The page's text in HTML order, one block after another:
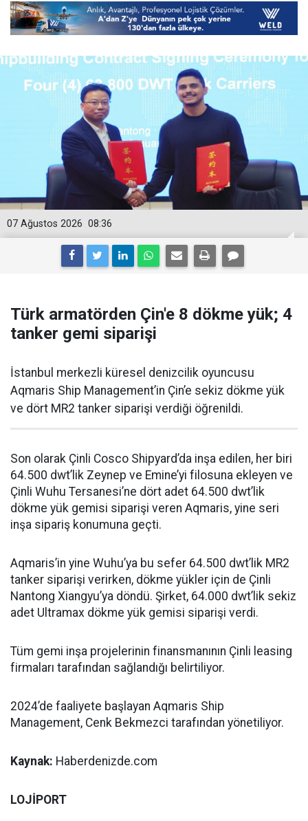
08:36
07 Ağustos 2026
Türk armatörden Çin'e 8 dökme yük; 4
tanker gemi siparişi
İstanbul merkezli küresel denizcilik oyuncusu
Aqmaris Ship Management’in Çin’e sekiz dökme yük
ve dört MR2 tanker siparişi verdiği öğrenildi.
Son olarak Çinli Cosco Shipyard’da inşa edilen, her biri
64.500 dwt’lik Zeynep ve Emine’yi filosuna ekleyen ve
Çinli Wuhu Tersanesi’ne dört adet 64.500 dwt’lik
dökme yük gemisi siparişi veren Aqmaris, yine seri
inşa sipariş konumuna geçti.
Aqmaris’in yine Wuhu’ya bu sefer 64.500 dwt’lik MR2
tanker siparişi verirken, dökme yükler için de Çinli
Nantong Xiangyu’ya döndü. Şirket, 64.000 dwt’lik sekiz
adet Ultramax dökme yük gemisi siparişi verdi.
Tüm gemi inşa projelerinin finansmanının Çinli leasing
firmaları tarafından sağlandığı belirtiliyor.
2024’de faaliyete başlayan Aqmaris Ship
Management, Cenk Bekmezci tarafından yönetiliyor.
Kaynak: Haberdenizde.com
LOJİPORT